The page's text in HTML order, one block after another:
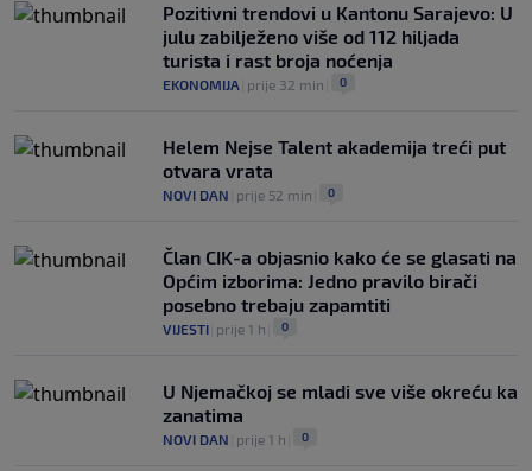
Pozitivni trendovi u Kantonu Sarajevo: U
julu zabilježeno više od 112 hiljada
turista i rast broja noćenja
EKONOMIJA prije 32 min 0
Helem Nejse Talent akademija treći put
otvara vrata
NOVI DAN prije 52 min 0
Član CIK-a objasnio kako će se glasati na
Općim izborima: Jedno pravilo birači
posebno trebaju zapamtiti
VIJESTI prije 1 h 0
U Njemačkoj se mladi sve više okreću ka
zanatima
NOVI DAN prije 1 h 0